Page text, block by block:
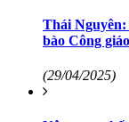
Thái
bào Công
(29/04/2025)